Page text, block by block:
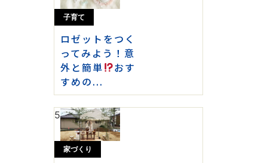
子育て
ロゼットをつく
ってみよう！意
外と簡単
おす
すめの...
5
家づくり